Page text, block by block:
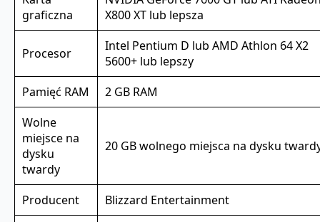
graficzna
X800 XT lub lepsza
Procesor
Intel Pentium D lub AMD Athlon 64 X2
5600+ lub lepszy
Pamięć RAM
2 GB RAM
Wolne
miejsce na
dysku
twardy
20 GB wolnego miejsca na dysku
Producent
Blizzard Entertainment